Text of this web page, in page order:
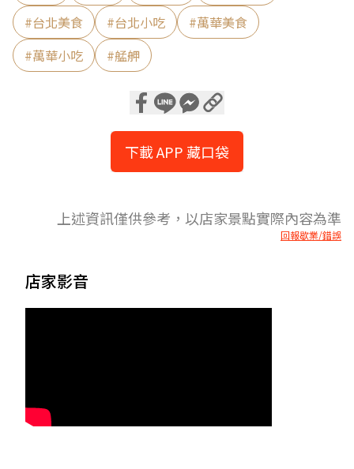
#台北美食 #台北小吃 #萬華美食
#萬華小吃 #艋舺
下載 APP 藏口袋
上述資訊僅供參考，以店家景點實際內容為準
回報歇業/錯誤
店家影音